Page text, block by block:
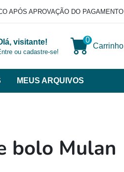
APÓS APROVAÇÃO DO PAGAMENTO
visitante!
ou cadastre-se!
0
Carrinho
MEUS ARQUIVOS
bolo Mulan